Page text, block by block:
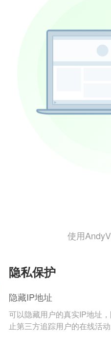
使用
隐私保护
隐藏IP地址
可以隐藏用户的真实IP地址
止第三方追踪用户的在线活动